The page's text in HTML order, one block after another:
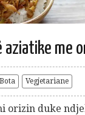
aziatike me
Vegjetariane
orizin duke